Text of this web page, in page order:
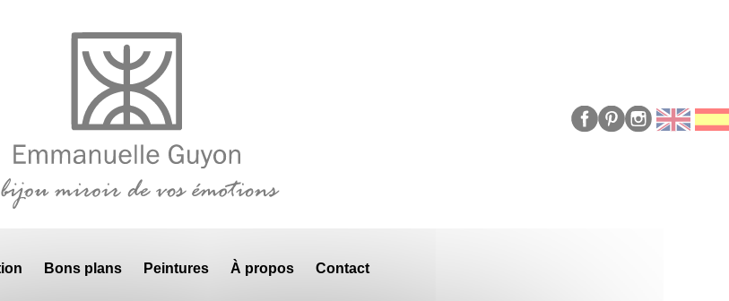
Bons plans Peintures À propos Contact